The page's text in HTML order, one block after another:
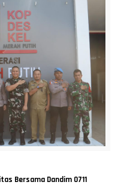
Bersama Dandim 0711